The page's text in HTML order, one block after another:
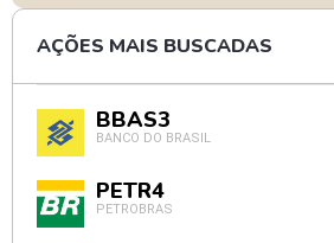
AÇÕES MAIS BUSCADAS
BBAS3
BANCO DO BRASIL
PETR4
PETROBRAS